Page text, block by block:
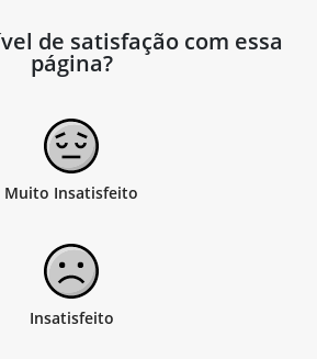
de satisfação com essa
página?